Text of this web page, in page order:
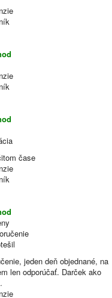
čase
jeden deň objednané, na
len odporúčať. Darček ako